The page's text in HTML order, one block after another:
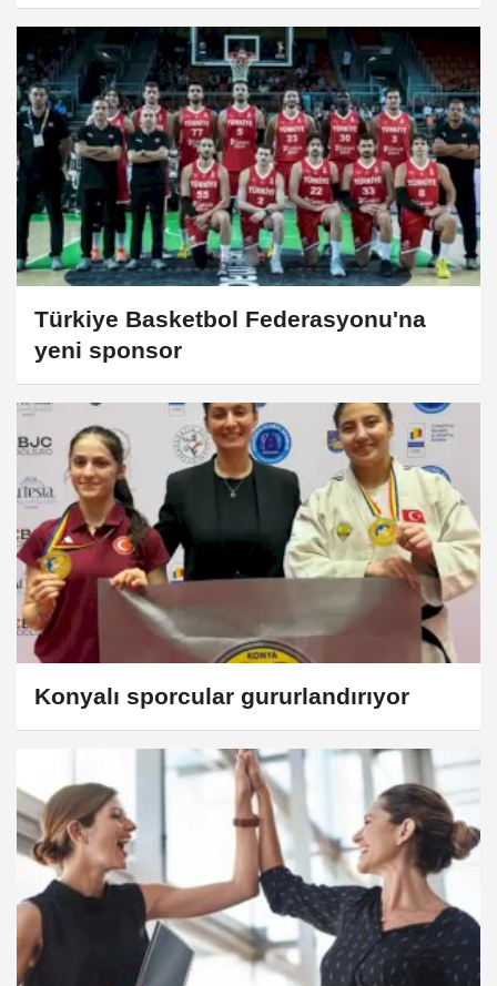
Türkiye Basketbol Federasyonu'na
yeni sponsor
Konyalı sporcular gururlandırıyor